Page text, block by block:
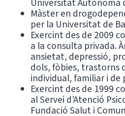
Màster en
per la Universitat de
Exercint des de 2009
a la consulta privada.
ansietat, depressió,
dols, fòbies, trastorns
individual, familiar i de
Exercint des de 1999
al Servei d’Atenció
Fundació Salut i